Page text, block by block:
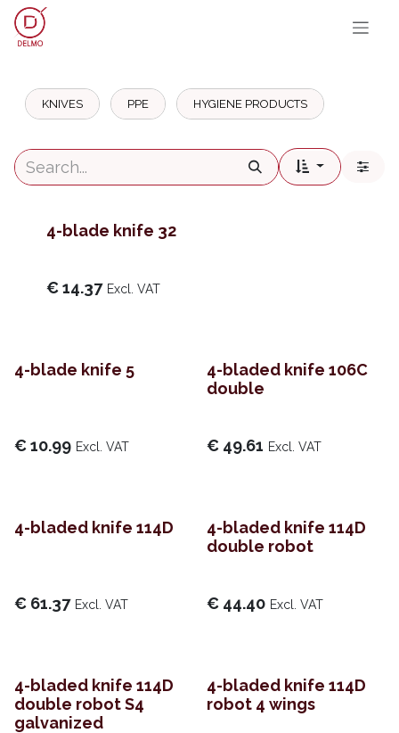
SKIP TO CONTENT
KNIVES PPE HYGIENE PRODUCTS
4-blade knife 32
€14.37 Excl. VAT
4-blade knife 5
€10.99 Excl. VAT
4-bladed knife 106C
double
€ 49.61 Excl. VAT
4-bladed knife 114D
€ 61.37 Excl. VAT
4-bladed knife 114D
double robot
€ 44.40 Excl. VAT
4-bladed knife 114D
double robot S4
galvanized
4-bladed knife 114D
robot 4 wings